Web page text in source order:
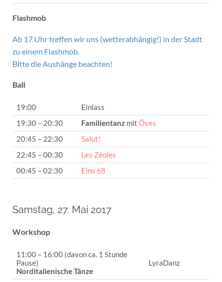
Flashmob
Ab 17 Uhr treffen wir uns (wetterabhängig!) in der Stadt
zu einem Flashmob.
Bitte die Aushänge beachten!
Ball
19:00
Einlass
19:30 – 20:30
Familientanz mit Öves
20:45 – 22:30
Salut!
22:45 – 00:30
Les Zéoles
00:45 – 02:30
Eins 68
Samstag, 27. Mai 2017
Workshop
11:00 – 16:00 (davon ca. 1 Stunde
Pause)
Norditalienische Tänze
LyraDanz